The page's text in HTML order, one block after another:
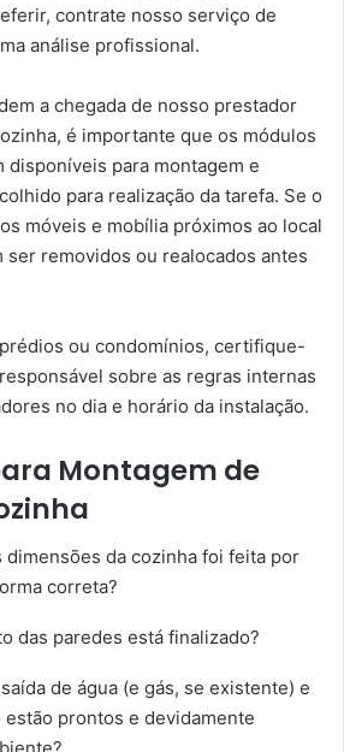
contrate nosso serviço de
análise profissional.
a chegada de nosso prestador
é importante que os módulos
disponíveis para montagem e
para realização da tarefa. Se o
móveis e mobília próximos ao local
ser removidos ou realocados antes
ou condomínios, certifique-
sobre as regras internas
no dia e horário da instalação.
Montagem de
dimensões da cozinha foi feita por
correta?
das paredes está finalizado?
de água (e gás, se existente) e
estão prontos e devidamente